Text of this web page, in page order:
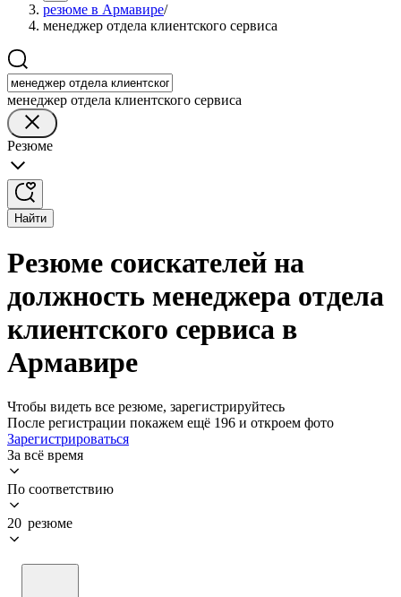
резюме в Армавире/
менеджер отдела клиентского сервиса
менеджер отдела клиентского сервиса
Резюме
Найти
Резюме соискателей на
должность менеджера отдела
клиентского сервиса в
Армавире
Чтобы видеть все резюме, зарегистрируйтесь
После регистрации покажем ещё 196 и откроем фото
Зарегистрироваться
За всё время
По соответствию
20 резюме